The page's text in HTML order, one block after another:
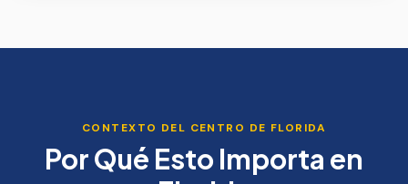
CONTEXTO DEL CENTRO DE FLORIDA
Por Qué Esto Importa en